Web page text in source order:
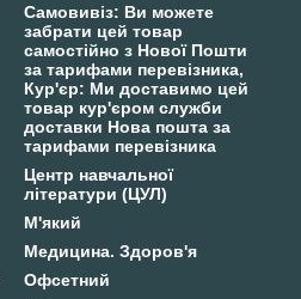
Самовивіз: Ви можете
забрати цей товар
самостійно з Нової Пошти
за тарифами перевізника,
Кур'єр: Ми доставимо цей
товар кур'єром служби
доставки Нова пошта за
тарифами перевізника
Центр навчальної
літератури (ЦУЛ)
М'який
Медицина. Здоров'я
Офсетний